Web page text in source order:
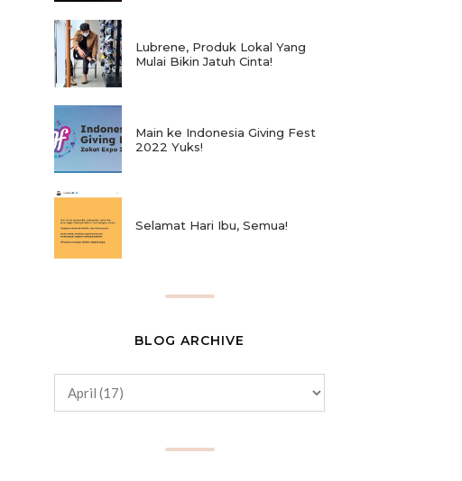
Lubrene, Produk Lokal Yang
Mulai Bikin Jatuh Cinta!
Main ke Indonesia Giving Fest
2022 Yuks!
Selamat Hari Ibu, Semua!
BLOG ARCHIVE